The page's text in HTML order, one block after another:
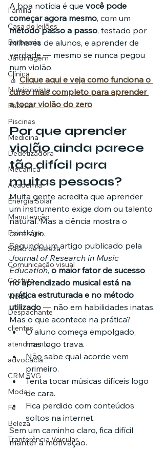
Família
Casa de leilões
Barbearia
Jardinagem
Clínica
Nutricionista
Pscinas
Piscinas
Medicina
Dedetizadora
Mecânica
Academia
Energia Solar
Manutenção
Psicóloga
Salão de beleza
Comunicação visual
Costura
Violão
Despachante
clientes
atendimento
advocacia
CRM SVG
Moda
Fé
Beleza
Tranferência Veicular
A boa notícia é que você pode
começar agora mesmo, com um
método passo a passo, testado por
milhares de alunos, e aprender de
verdade — mesmo se nunca pegou
num violão.
🎸 Clique aqui e veja como funciona o
curso mais completo para aprender
a tocar violão do zero
Por que aprender
violão ainda parece
tão difícil para
muitas pessoas?
Muita gente acredita que aprender
um instrumento exige dom ou talento
natural. Mas a ciência mostra o
contrário.
Segundo um artigo publicado pela
Journal of Research in Music
Education, o maior fator de sucesso
no aprendizado musical está na
prática estruturada e no método
utilizado — não em habilidades inatas.
Mas o que acontece na prática?
O aluno começa empolgado,
mas logo trava.
Não sabe qual acorde vem
primeiro.
Tenta tocar músicas difíceis logo
de cara.
Fica perdido com conteúdos
soltos na internet.
Sem um caminho claro, fica difícil
manter a motivação.